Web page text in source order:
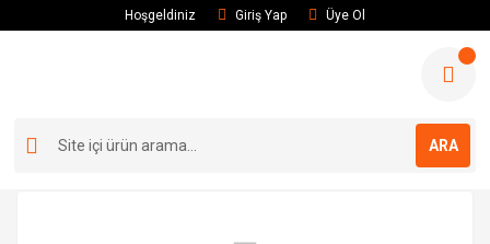
Hoşgeldiniz Giriş Yap Üye Ol
ARA